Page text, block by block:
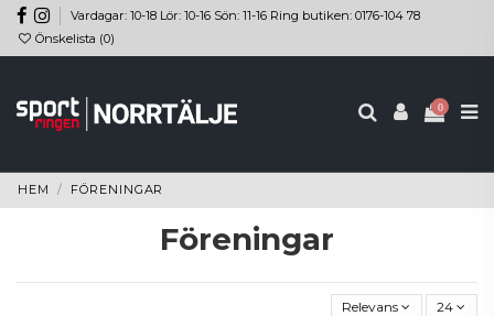
Vardagar: 10-18 Lör: 10-16 Sön: 11-16 Ring butiken: 0176-104 78
Önskelista (0)
0
HEM FÖRENINGAR
Föreningar
Relevans 24